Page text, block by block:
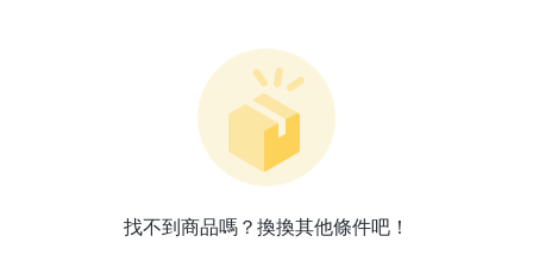
找不到商品嗎？換換其他條件吧！